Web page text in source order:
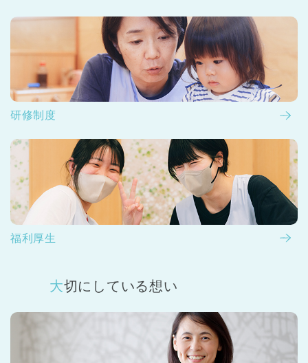
研修制度
福利厚生
大切にしている想い